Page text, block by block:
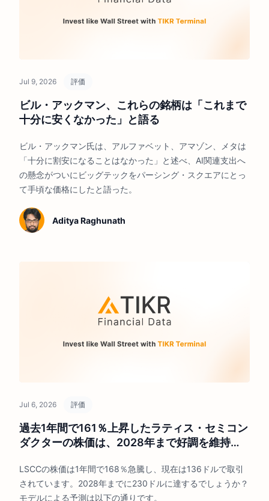
Jul 9, 2026 評価
ビル・アックマン、これらの銘柄は「これまで
十分に安くなかった」と語る
ビル・アックマン氏は、アルファベット、アマゾン、メタは
「十分に割安になることはなかった」と述べ、AI関連支出へ
の懸念がついにビッグテックをパーシング・スクエアにとっ
て手頃な価格にしたと語った。
Aditya Raghunath
Jul 6, 2026 評価
過去1年間で161％上昇したラティス・セミコン
ダクターの株価は、2028年まで好調を維持で
LSCCの株価は1年間で168％急騰し、現在は136ドルで取引
されています。2028年までに230ドルに達するでしょうか？
モデルによる予測は以下の通りです。